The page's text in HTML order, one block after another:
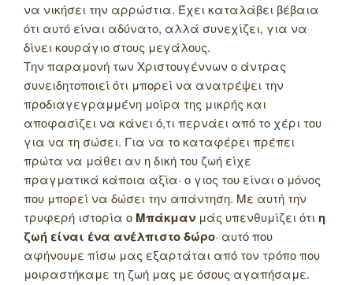
να νικήσει την αρρώστια. Έχει καταλάβει βέβαια
ότι αυτό είναι αδύνατο, αλλά συνεχίζει, για να
δίνει κουράγιο στους μεγάλους.
Την παραμονή των Χριστουγέννων ο άντρας
συνειδητοποιεί ότι μπορεί να ανατρέψει την
προδιαγεγραμμένη μοίρα της μικρής και
αποφασίζει να κάνει ό,τι περνάει από το χέρι του
για να τη σώσει. Για να το καταφέρει πρέπει
πρώτα να μάθει αν η δική του ζωή είχε
πραγματικά κάποια αξία· ο γιος του είναι ο μόνος
που μπορεί να δώσει την απάντηση. Με αυτή την
τρυφερή ιστορία ο Μπάκμαν μάς υπενθυμίζει ότι η
ζωή είναι ένα ανέλπιστο δώρο· αυτό που
αφήνουμε πίσω μας εξαρτάται από τον τρόπο που
μοιραστήκαμε τη ζωή μας με όσους αγαπήσαμε.